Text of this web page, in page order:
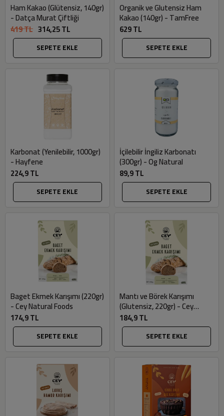
Ham Kakao (Glütensiz, 140gr)
- Datça Murat Çiftliği
419 TL 314,25 TL
SEPETE EKLE
Organik ve Glutensiz Ham
Kakao (140gr) - TamFree
629 TL
SEPETE EKLE
Karbonat (Yenilebilir, 1000gr)
- Hayfene
224,9 TL
SEPETE EKLE
İçilebilir İngiliz Karbonatı
(300gr) - Og Natural
89,9 TL
SEPETE EKLE
Baget Ekmek Karışımı (220gr)
- Cey Natural Foods
174,9 TL
SEPETE EKLE
Mantı ve Börek Karışımı
(Glutensiz, 220gr) - Cey
Natural Foods
184,9 TL
SEPETE EKLE